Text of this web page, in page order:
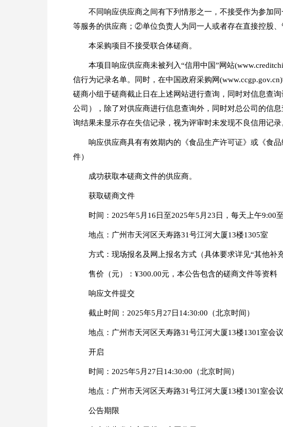
不同响应供应商之间有下列情形之一，不接受作为参加
等服务的供应商；②单位负责人为同一人或者存在直接控股
本采购项目不接受联合体磋商。
本项目响应供应商未被列入“信用中国”网站
信行为记录名单。同时，在中国政府采购网
磋商小组于磋商截止日在上述网站进行查询，同时对信息查
公司），除了对供应商进行信息查询外，同时对总公司的信
询结果未显示存在失信记录，视为评审时未发现不良信用记录
响应供应商具有有效期内的《食品生产许可证》或《食
件）
成功获取本磋商文件的供应商。
获取磋商文件
时间：2025年5月16日至2025年5月23日，每天上午9:00
地点：广州市天河区天寿路31号江河大厦13楼1305室
方式：现场报名及网上报名方式（具体要求详见“其他补充
售价（元）：¥300.00元，本公告包含的磋商文件等资料
响应文件提交
截止时间：2025年5月27日14:30:00（北京时间）
地点：广州市天河区天寿路31号江河大厦13楼1301室会议
开启
时间：2025年5月27日14:30:00（北京时间）
地点：广州市天河区天寿路31号江河大厦13楼1301室会议
公告期限